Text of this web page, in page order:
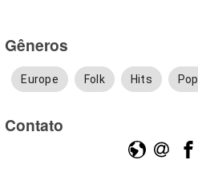
Gêneros
Europe Folk Hits Pop
Contato